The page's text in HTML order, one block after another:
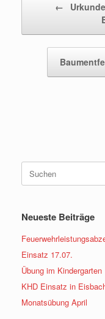
←
Suchen
nach:
Neueste Beiträge
Einsatz 17.07.
Übung im Kindergarten
KHD Einsatz in
Monatsübung April